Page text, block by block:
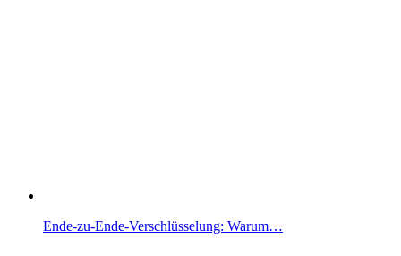
Ende-zu-Ende-Verschlüsselung: Warum…